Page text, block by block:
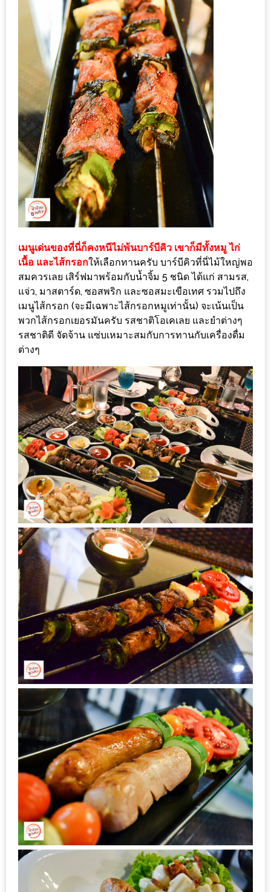
คุย
นโยบาย
ความ
เป็น
ส่วน
นโยบาย
ความ
เป็น
ส่วน
ตัว
ผล
ผู้
โชค
กับ
น้า
ครั้ง
1
พา
เพื่อน
มา
ม่วน
กั๋น
บน
INSTAGRAM
โปร
โม
ชั่
นวัน
แห่ง
ชาติ
2557
หมู
กระทะ
ทั่ว
เชียงใหม่
TOP30
ราคา
ไม่
เมนูเด่นของที่นี่ก็คงหนีไม่พ้นบาร์บีคิว เขาก็มีทั้งหมู ไก่
เนื้อ และไส้กรอกให้เลือกทานครับ บาร์บีคิวที่นี่ไม้ใหญ่พอ
สมควรเลย เสิร์ฟมาพร้อมกับน้ำจิ้ม 5 ชนิด ได้แก่ สามรส,
แจ่ว, มาสตาร์ด, ซอสพริก และซอสมะเขือเทศ รวมไปถึง
เมนูไส้กรอก (จะมีเฉพาะไส้กรอกหมูเท่านั้น) จะเน้นเป็น
พวกไส้กรอกเยอรมันครับ รสชาติโอเคเลย และยำต่างๆ
รสชาติดี จัดจ้าน แซ่บเหมาะสมกับการทานกับเครื่องดื่ม
ต่างๆ